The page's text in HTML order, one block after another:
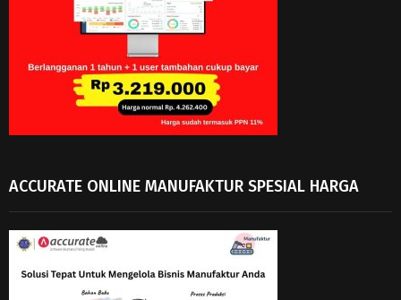
ACCURATE ONLINE MANUFAKTUR SPESIAL HARGA